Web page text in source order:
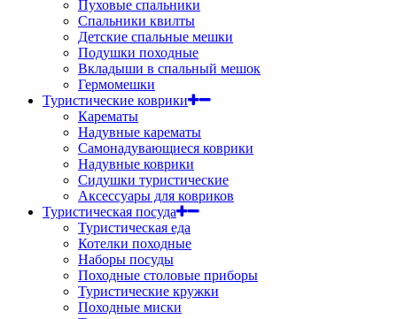
Пуховые спальники
Спальники квилты
Детские спальные мешки
Подушки походные
Вкладыши в спальный мешок
Гермомешки
Туристические коврики
Карематы
Надувные карематы
Самонадувающиеся коврики
Надувные коврики
Сидушки туристические
Аксессуары для ковриков
Туристическая посуда
Туристическая еда
Котелки походные
Наборы посуды
Походные столовые приборы
Туристические кружки
Походные миски